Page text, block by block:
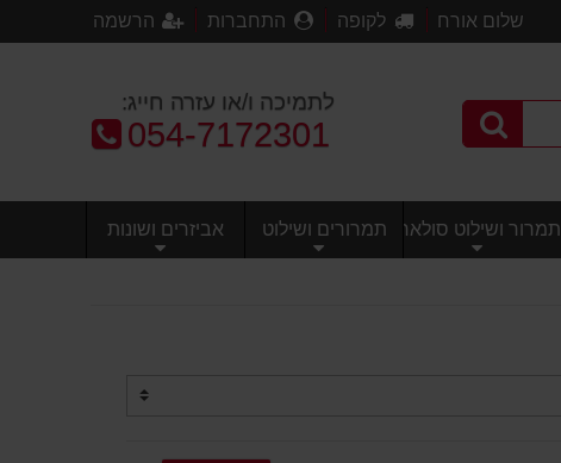
שלום אורח לקופה התחברות הרשמה
לתמיכה ו/או עזרה חייג:
טלפון:
054-7172301
תמרור ושילוט סולארי תמרורים ושילוט אביזרים ושונות